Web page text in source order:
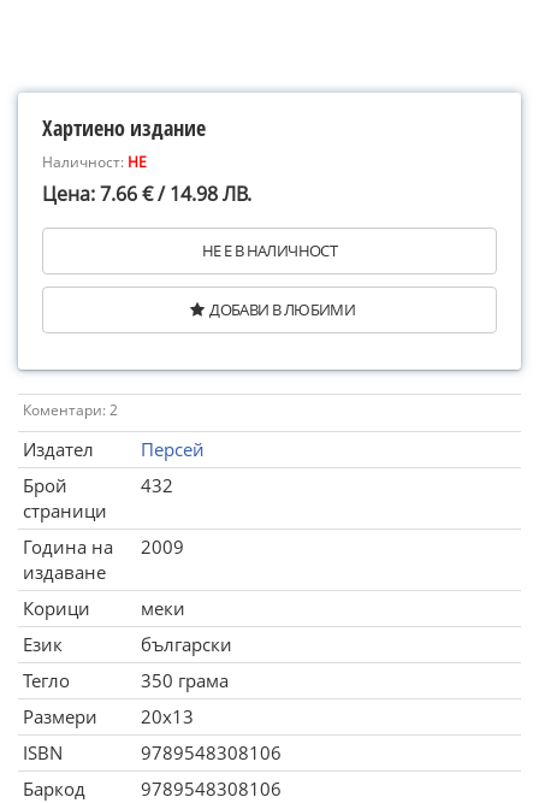
Хартиено издание
Наличност: НЕ
Цена: 7.66 € / 14.98 ЛВ.
НЕ Е В НАЛИЧНОСТ
ДОБАВИ В ЛЮБИМИ
Коментари: 2
Издател
Персей
Брой
страници
432
Година на
издаване
2009
Корици
меки
Език
български
Тегло
350 грама
Размери
20x13
ISBN
9789548308106
Баркод
9789548308106